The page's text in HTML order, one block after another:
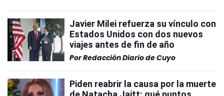
Javier Milei refuerza su vínculo con
Estados Unidos con dos nuevos
viajes antes de fin de año
PorRedacción Diario de Cuyo
Piden reabrir la causa por la muerte